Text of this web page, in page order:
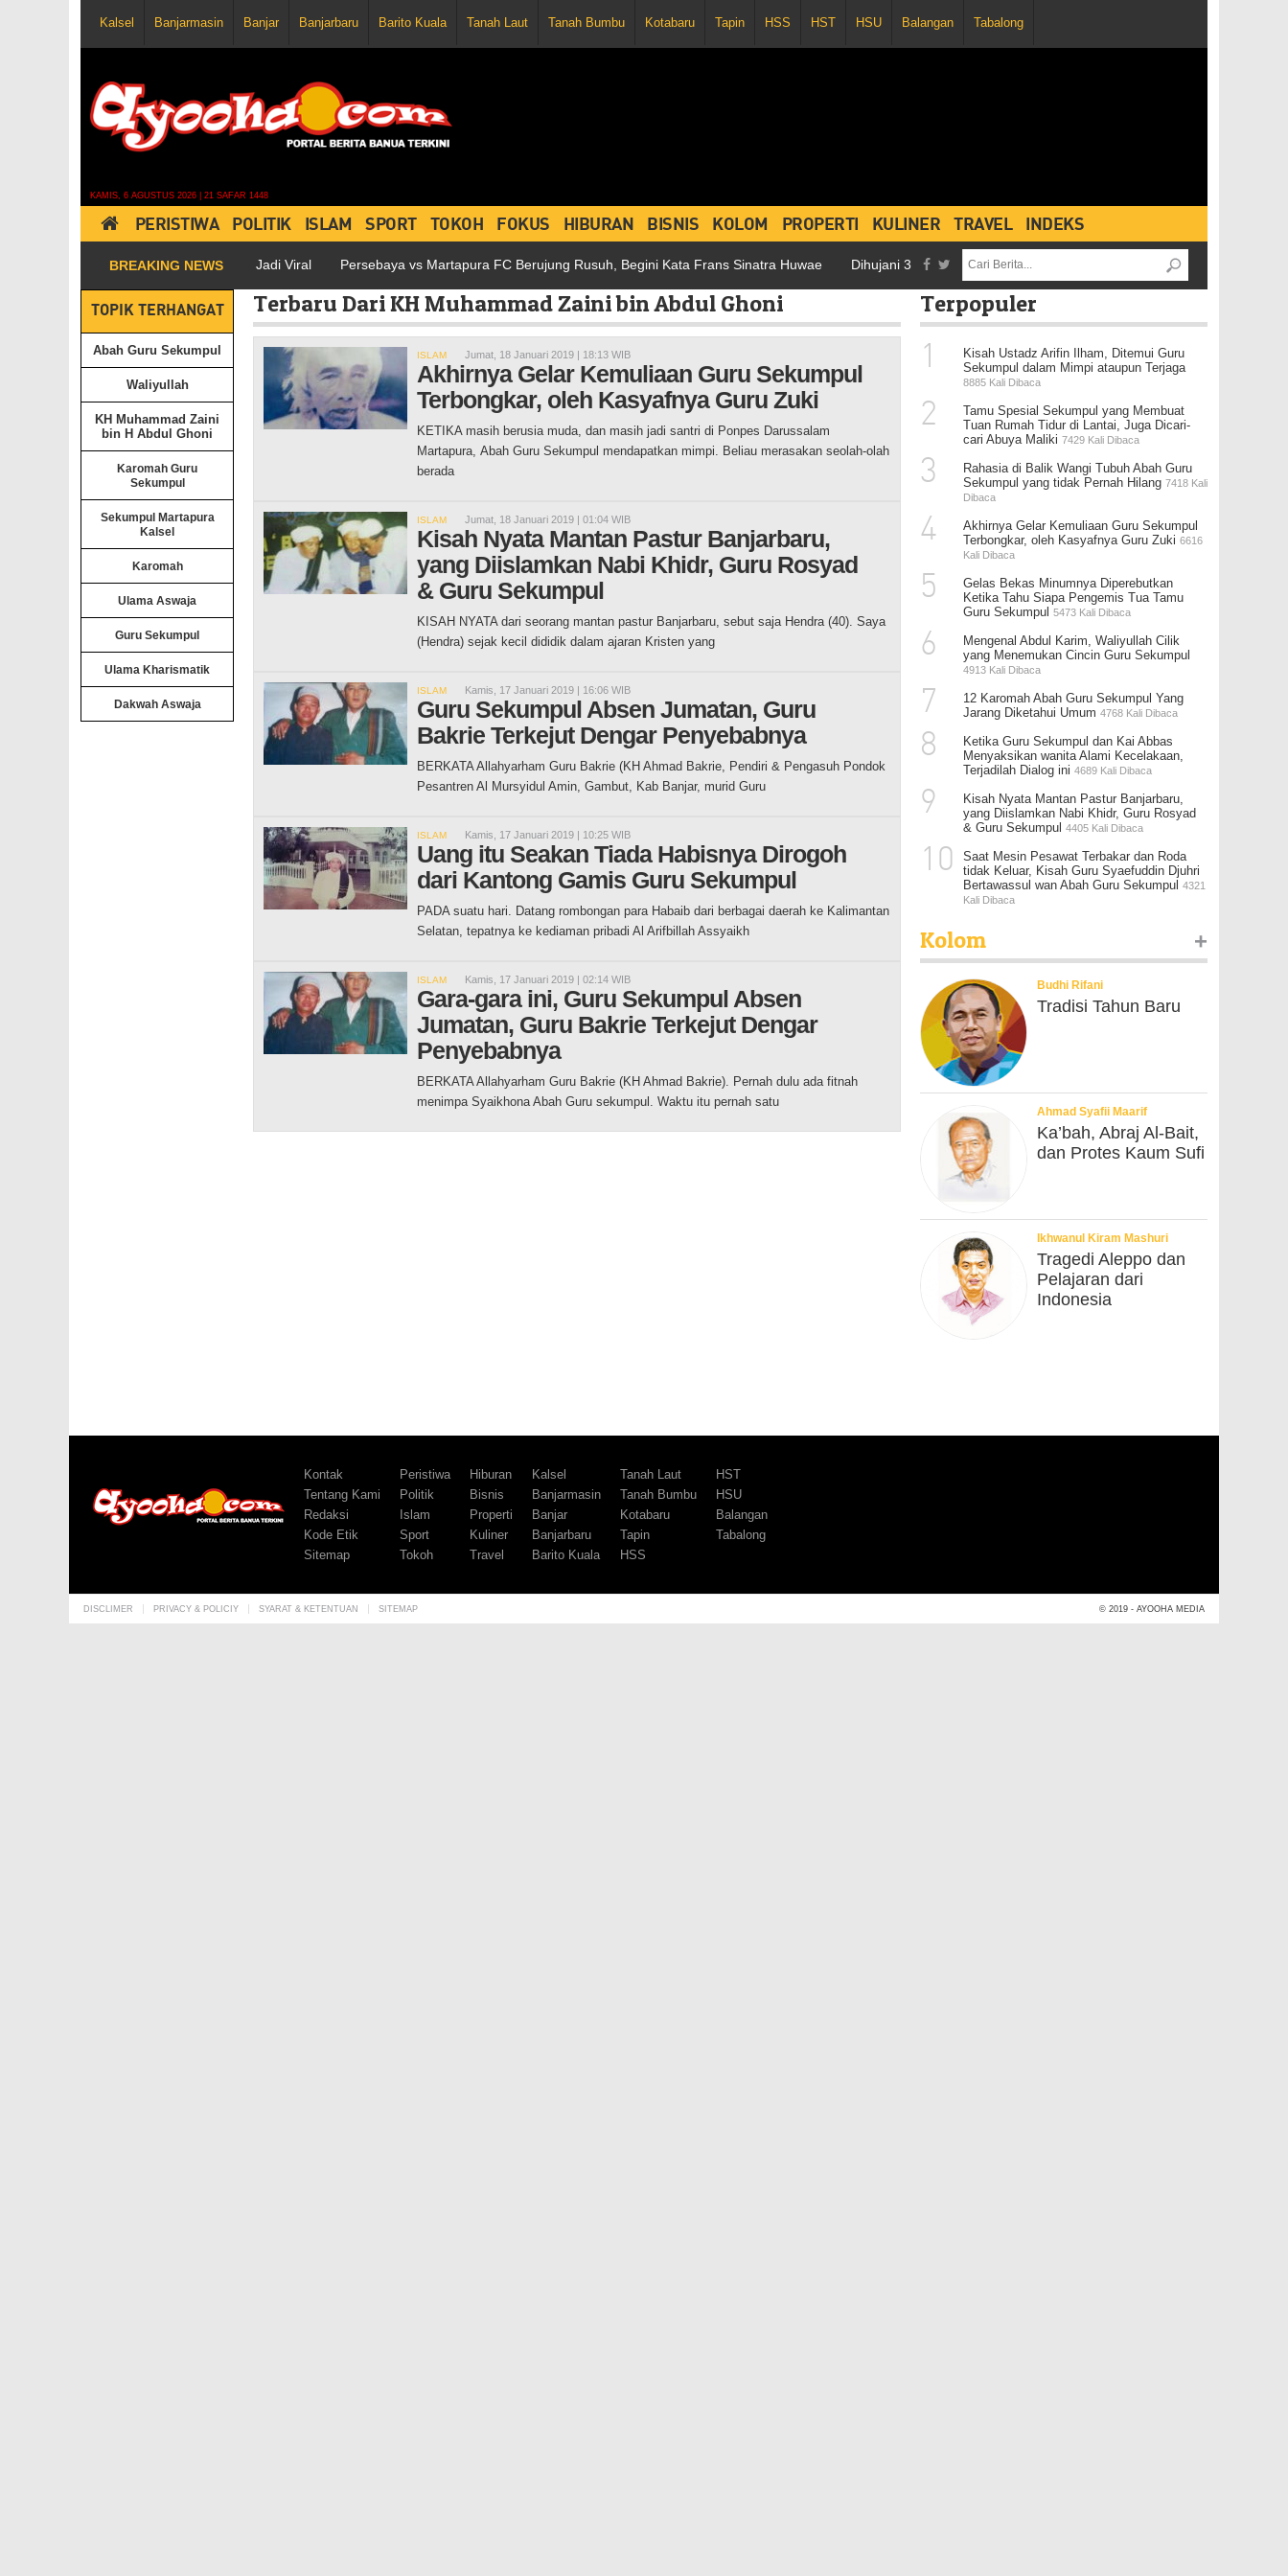
Kalsel Banjarmasin Banjar Banjarbaru Barito Kuala Tanah Laut Tanah Bumbu Kotabaru Tapin HSS HST HSU Balangan Tabalong
KAMIS, 6 AGUSTUS 2026 | 21 SAFAR 1448
PERISTIWA POLITIK ISLAM SPORT TOKOH FOKUS HIBURAN BISNIS KOLOM PROPERTI KULINER TRAVEL INDEKS
BREAKING NEWS
di Medsos, Postingannya pun Jadi Viral Persebaya vs Martapura FC Berujung Rusuh, Begini Kata Frans Sinatra Huwae Dihujani 3 Kartu Merah dan Penghentian Pertandingan, Persebaya Vs
Terpopuler
1
Kisah Ustadz Arifin Ilham, Ditemui Guru
Sekumpul dalam Mimpi ataupun Terjaga
8885 Kali Dibaca
2
Tamu Spesial Sekumpul yang Membuat
Tuan Rumah Tidur di Lantai, Juga Dicari-
cari Abuya Maliki 7429 Kali Dibaca
3
Rahasia di Balik Wangi Tubuh Abah Guru
Sekumpul yang tidak Pernah Hilang 7418 Kali
Dibaca
4
Akhirnya Gelar Kemuliaan Guru Sekumpul
Terbongkar, oleh Kasyafnya Guru Zuki 6616
Kali Dibaca
5
Gelas Bekas Minumnya Diperebutkan
Ketika Tahu Siapa Pengemis Tua Tamu
Guru Sekumpul 5473 Kali Dibaca
6
Mengenal Abdul Karim, Waliyullah Cilik
yang Menemukan Cincin Guru Sekumpul
4913 Kali Dibaca
7
12 Karomah Abah Guru Sekumpul Yang
Jarang Diketahui Umum 4768 Kali Dibaca
8
Ketika Guru Sekumpul dan Kai Abbas
Menyaksikan wanita Alami Kecelakaan,
Terjadilah Dialog ini 4689 Kali Dibaca
9
Kisah Nyata Mantan Pastur Banjarbaru,
yang Diislamkan Nabi Khidr, Guru Rosyad
& Guru Sekumpul 4405 Kali Dibaca
10
Saat Mesin Pesawat Terbakar dan Roda
tidak Keluar, Kisah Guru Syaefuddin Djuhri
Bertawassul wan Abah Guru Sekumpul 4321
Kali Dibaca
Kolom +
Budhi Rifani
Tradisi Tahun Baru
Ahmad Syafii Maarif
Ka’bah, Abraj Al-Bait,
dan Protes Kaum Sufi
Ikhwanul Kiram Mashuri
Tragedi Aleppo dan
Pelajaran dari
Indonesia
TOPIK TERHANGAT
Abah Guru Sekumpul
Waliyullah
KH Muhammad Zaini
bin H Abdul Ghoni
Karomah Guru
Sekumpul
Sekumpul Martapura
Kalsel
Karomah
Ulama Aswaja
Guru Sekumpul
Ulama Kharismatik
Dakwah Aswaja
Terbaru Dari KH Muhammad Zaini bin Abdul Ghoni
ISLAM Jumat, 18 Januari 2019 | 18:13 WIB
Akhirnya Gelar Kemuliaan Guru Sekumpul
Terbongkar, oleh Kasyafnya Guru Zuki
KETIKA masih berusia muda, dan masih jadi santri di Ponpes Darussalam
Martapura, Abah Guru Sekumpul mendapatkan mimpi. Beliau merasakan seolah-olah
berada
ISLAM Jumat, 18 Januari 2019 | 01:04 WIB
Kisah Nyata Mantan Pastur Banjarbaru,
yang Diislamkan Nabi Khidr, Guru Rosyad
& Guru Sekumpul
KISAH NYATA dari seorang mantan pastur Banjarbaru, sebut saja Hendra (40). Saya
(Hendra) sejak kecil dididik dalam ajaran Kristen yang
ISLAM Kamis, 17 Januari 2019 | 16:06 WIB
Guru Sekumpul Absen Jumatan, Guru
Bakrie Terkejut Dengar Penyebabnya
BERKATA Allahyarham Guru Bakrie (KH Ahmad Bakrie, Pendiri & Pengasuh Pondok
Pesantren Al Mursyidul Amin, Gambut, Kab Banjar, murid Guru
ISLAM Kamis, 17 Januari 2019 | 10:25 WIB
Uang itu Seakan Tiada Habisnya Dirogoh
dari Kantong Gamis Guru Sekumpul
PADA suatu hari. Datang rombongan para Habaib dari berbagai daerah ke Kalimantan
Selatan, tepatnya ke kediaman pribadi Al Arifbillah Assyaikh
ISLAM Kamis, 17 Januari 2019 | 02:14 WIB
Gara-gara ini, Guru Sekumpul Absen
Jumatan, Guru Bakrie Terkejut Dengar
Penyebabnya
BERKATA Allahyarham Guru Bakrie (KH Ahmad Bakrie). Pernah dulu ada fitnah
menimpa Syaikhona Abah Guru sekumpul. Waktu itu pernah satu
Kontak
Tentang Kami
Redaksi
Kode Etik
Sitemap
Peristiwa
Politik
Islam
Sport
Tokoh
Hiburan
Bisnis
Properti
Kuliner
Travel
Kalsel
Banjarmasin
Banjar
Banjarbaru
Barito Kuala
Tanah Laut
Tanah Bumbu
Kotabaru
Tapin
HSS
HST
HSU
Balangan
Tabalong
© 2019 - AYOOHA MEDIA
DISCLIMER PRIVACY & POLICIY SYARAT & KETENTUAN SITEMAP